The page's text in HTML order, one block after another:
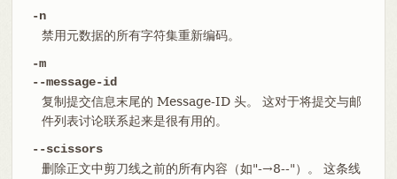
-n
禁用元数据的所有字符集重新编码。
-m
--message-id
复制提交信息末尾的 Message-ID 头。 这对于将提交与邮
件列表讨论联系起来是很有用的。
--scissors
删除正文中剪刀线之前的所有内容（如"-→8--"）。 这条线